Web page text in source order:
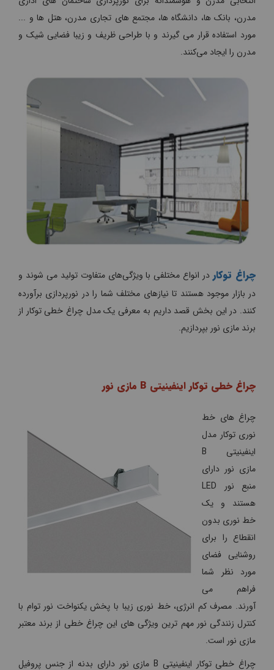
مدرن، بانک ها، دانشگاه ها، مجتمع های تجاری مدرن، هتل ها و ...
مورد استفاده قرار می گیرند و با طراحی ظریف و زیبا فضایی شیک و
مدرن را ایجاد می‌کنند.
چراغ‌ توکار در انواع مختلفی با ویژگی‌های متفاوت تولید می شوند و
در بازار موجود هستند تا نیازهای مختلف شما را در نورپردازی برآورده
کنند. در این بخش قصد داریم به معرفی یک مدل چراغ خطی توکار از
برند مازی نور بپردازیم.
چراغ خطی توکار اینفینیتی B مازی نور
چراغ های خط
نوری توکار مدل
اینفینیتی B
مازی نور دارای
منبع نور LED
هستند و یک
خط نوری بدون
انقطاع را برای
روشنایی فضای
مورد نظر شما
فراهم می
آورند. مصرف کم انرژی، خط نوری زیبا با پخش یکنواخت نور توام با
کنترل زنندگی نور مهم ترین ویژگی های این چراغ خطی از برند معتبر
مازی نور است.
چراغ خطی توکار اینفینیتی B مازی نور دارای بدنه از جنس پروفیل